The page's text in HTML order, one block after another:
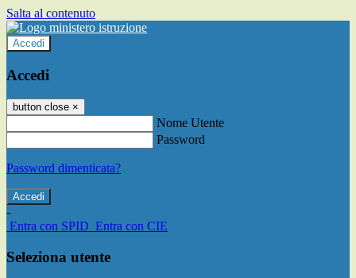
Salta al contenuto
Accedi
Accedi
button close ×
Nome Utente
Password
Password dimenticata?
-
Entra con SPID Entra con CIE
Seleziona utente